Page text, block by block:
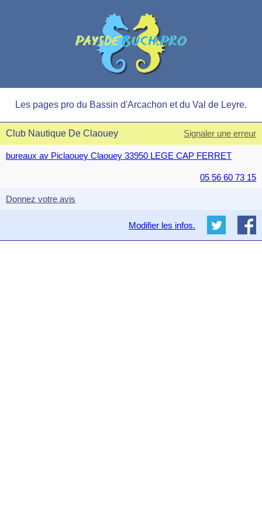
Les pages pro du Bassin d'Arcachon et du Val de Leyre.
Club Nautique De Claouey Signaler une erreur
bureaux av Piclaouey Claouey 33950 LEGE CAP FERRET
05 56 60 73 15
Donnez votre avis
Modifier les infos.